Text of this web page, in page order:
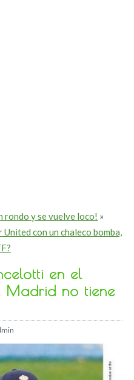
rondo y se vuelve loco! »
con un chaleco bomba,
en el
Madrid no tiene